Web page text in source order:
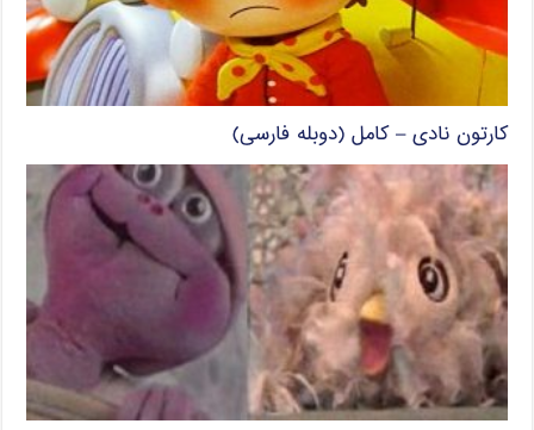
کارتون نادی – کامل (دوبله فارسی)